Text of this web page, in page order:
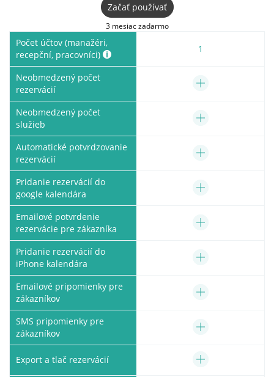
Začať používať
3 mesiac zadarmo
Počet účtov (manažéri,
recepční, pracovníci)
1
Neobmedzený počet
rezervácií
Neobmedzený počet
služieb
Automatické potvrdzovanie
rezervácií
Pridanie rezervácií do
google kalendára
Emailové potvrdenie
rezervácie pre zákazníka
Pridanie rezervácií do
iPhone kalendára
Emailové pripomienky pre
zákazníkov
SMS pripomienky pre
zákazníkov
Export a tlač rezervácií